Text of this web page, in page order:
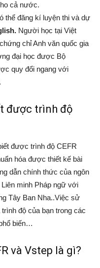
cả nước.
thể đăng kí luyện thi và dự
Người học tại Việt
chỉ Anh văn quốc gia
đại học được Bộ
quy đổi ngang với
được trình độ
được trình độ CEFR
hóa được thiết kế bài
dẫn chính thức của ngôn
minh Pháp ngữ với
Tây Ban Nha..Việc sử
độ của bạn trong các
biến…
và Vstep là gì?